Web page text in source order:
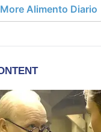
More Alimento Diario